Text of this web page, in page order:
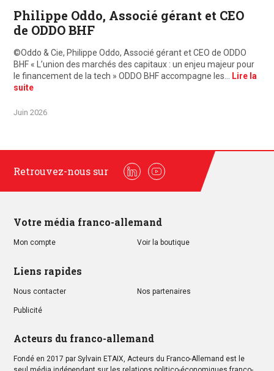
Philippe Oddo, Associé gérant et CEO
de ODDO BHF
©Oddo & Cie, Philippe Oddo, Associé gérant et CEO de ODDO
BHF « L’union des marchés des capitaux : un enjeu majeur pour
le financement de la tech » ODDO BHF accompagne les… Lire la
suite
Juin 2026
Retrouvez-nous sur
LinkedinYoutube
Votre média franco-allemand
Mon compte Voir la boutique
Liens rapides
Nous contacter Nos partenaires
Publicité
Acteurs du franco-allemand
Fondé en 2017 par Sylvain ETAIX, Acteurs du Franco-Allemand est le